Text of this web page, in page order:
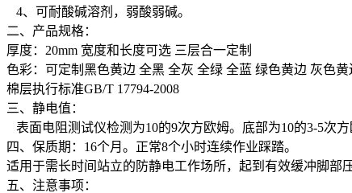
4、可耐酸碱溶剂，弱酸弱碱。
二、产品规格：
厚度：20mm 宽度和长度可选 三层合一定制
色彩：可定制黑色黄边 全黑 全灰 全绿 全蓝 绿色黄边 灰色黄
棉层执行标准GB/T 17794-2008
三、静电值：
表面电阻测试仪检测为10的9次方欧姆。底部为10的3-5次
四、保质期：16个月。正常8个小时连续作业踩踏。
适用于需长时间站立的防静电工作场所，起到有效缓冲脚部
五、注意事项：